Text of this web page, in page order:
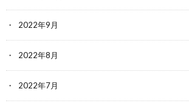
2022年9月
2022年8月
2022年7月